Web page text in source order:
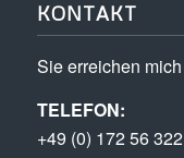
KONTAKT
Sie erreichen
TELEFON:
+49 (0) 172 56